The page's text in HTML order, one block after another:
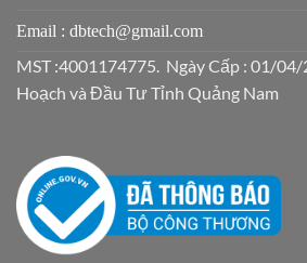
Email : dbtech@gmail.com
MST :4001174775. Ngày Cấp : 01/
Hoạch và Đầu Tư Tỉnh Quảng Nam